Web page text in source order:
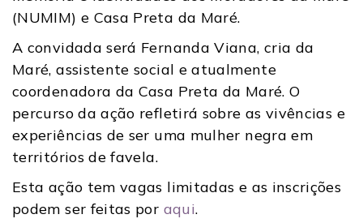
(NUMIM) e Casa Preta da Maré.
A convidada será Fernanda Viana, cria da
Maré, assistente social e atualmente
coordenadora da Casa Preta da Maré. O
percurso da ação refletirá sobre as vivências e
experiências de ser uma mulher negra em
territórios de favela.
Esta ação tem vagas limitadas e as inscrições
podem ser feitas por aqui.